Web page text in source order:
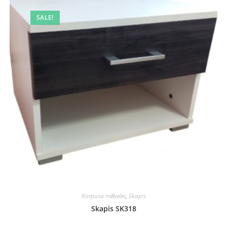
SALE!
Korpusa mēbeles, Skapis
Skapis SK318